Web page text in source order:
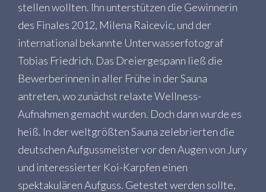
stellen wollten. Ihn unterstützen die Gewinnerin
des Finales 2012, Milena Raicevic, und der
international bekannte Unterwasserfotograf
Tobias Friedrich. Das Dreiergespann ließ die
Bewerberinnen in aller Frühe in der Sauna
antreten, wo zunächst relaxte Wellness-
Aufnahmen gemacht wurden. Doch dann wurde es
heiß. In der weltgrößten Sauna zelebrierten die
deutschen Aufgussmeister vor den Augen von Jury
und interessierter Koi-Karpfen einen
spektakulären Aufguss. Getestet werden sollte,